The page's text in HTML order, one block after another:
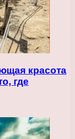
красота
где